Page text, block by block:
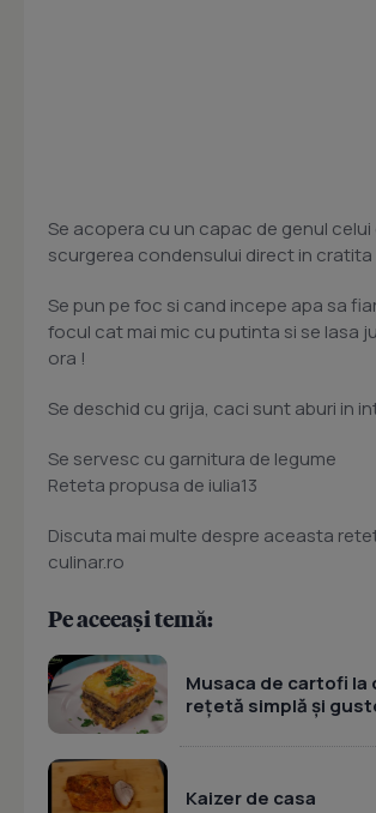
Se acopera cu un capac de genul
scurgerea condensului direct in cratita
Se pun pe foc si cand incepe apa sa
focul cat mai mic cu putinta si se lasa
ora !
Se deschid cu grija, caci sunt aburi in
Se servesc cu garnitura de legume
Reteta propusa de iulia13
Discuta mai multe despre aceasta
culinar.ro
Pe aceeași temă:
Musaca de cartofi la
rețetă simplă și
Kaizer de casa